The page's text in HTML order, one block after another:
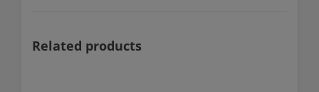
Related products